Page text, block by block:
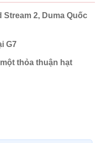
2, Duma Quốc
G7
thỏa thuận hạt